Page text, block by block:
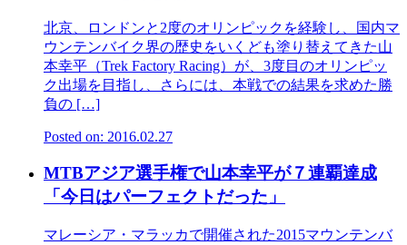
北京、ロンドンと2度のオリンピックを経験し、国内マ
ウンテンバイク界の歴史をいくども塗り替えてきた山
本幸平（Trek Factory Racing）が、3度目のオリンピッ
ク出場を目指し、さらには、本戦での結果を求めた勝
負の […]
Posted on: 2016.02.27
MTBアジア選手権で山本幸平が７連覇達成
「今日はパーフェクトだった」
マレーシア・マラッカで開催された2015マウンテンバ